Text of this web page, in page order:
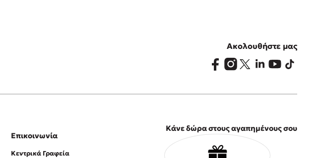
Ακολουθήστε μας
Επικοινωνία
Κεντρικά Γραφεία
Κάνε δώρα στους αγαπημένους σου